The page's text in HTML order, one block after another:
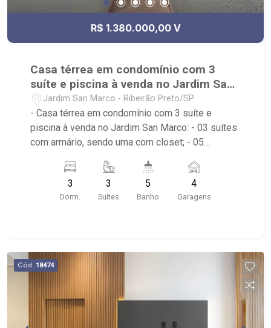
R$ 1.380.000,00 V
Casa térrea em condomínio com 3
suíte e piscina à venda no Jardim San
Marco
Jardim San Marco - Ribeirão Preto/SP
- Casa térrea em condomínio com 3 suíte e
piscina à venda no Jardim San Marco: - 03 suítes
com armário, sendo uma com closet; - 05
duas cobertas; - Living dois ambientes; - Sala de
Jantar; - Sala de TV; - Cozinha planejada; -
Varanda Gourmet; - Churrasqueira; - Piscina; -
ao Kauai Sports, Cenourão, Pizzaria Falaguasta e
Ribeirão Shopping.
3
Dorm.
3
Suítes
5
Banho
4
Garagens
Cód. 18474